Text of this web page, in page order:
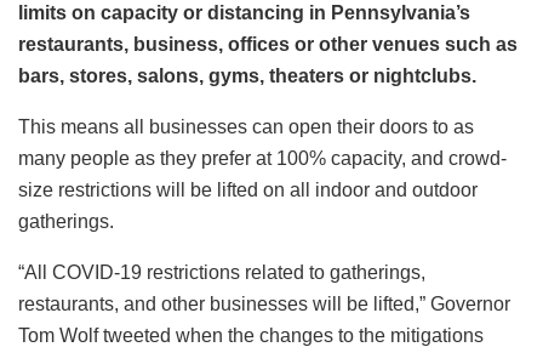
limits on capacity or distancing in Pennsylvania’s
restaurants, business, offices or other venues such as
bars, stores, salons, gyms, theaters or nightclubs.
This means all businesses can open their doors to as
many people as they prefer at 100% capacity, and crowd-
size restrictions will be lifted on all indoor and outdoor
gatherings.
“All COVID-19 restrictions related to gatherings,
restaurants, and other businesses will be lifted,” Governor
Tom Wolf tweeted when the changes to the mitigations